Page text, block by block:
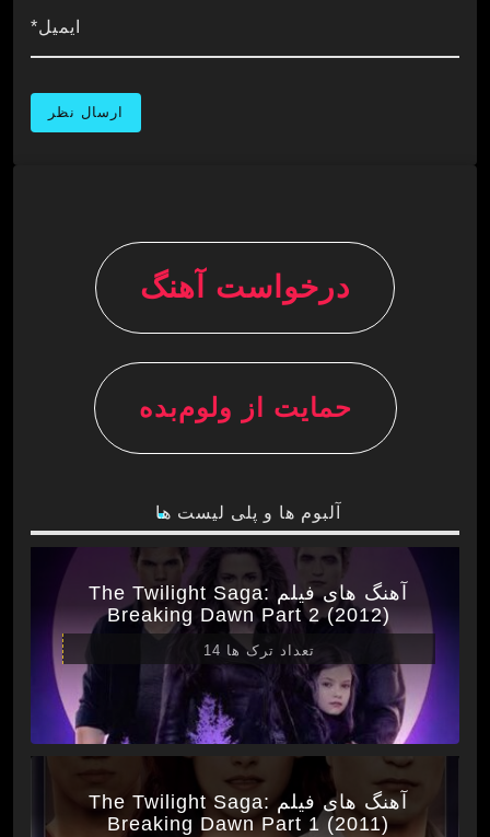
ایمیل*
درخواست آهنگ
حمایت از ولوم‌بده
آلبوم ها و پلی لیست ها
آهنگ های فیلم The Twilight Saga:
Breaking Dawn Part 2 (2012)
تعداد ترک ها 14
آهنگ های فیلم The Twilight Saga:
Breaking Dawn Part 1 (2011)